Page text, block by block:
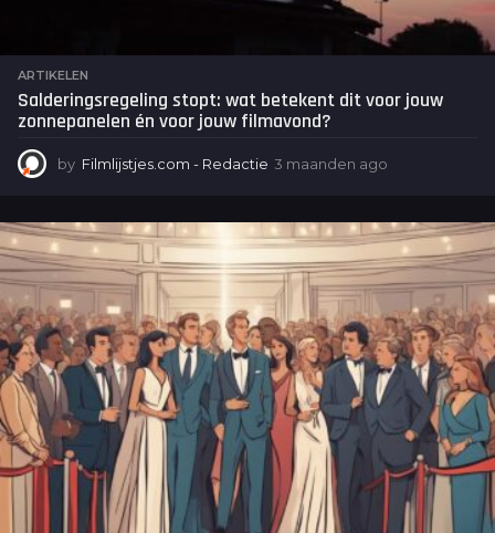
ARTIKELEN
Salderingsregeling stopt: wat betekent dit voor jouw
zonnepanelen én voor jouw filmavond?
by Filmlijstjes.com - Redactie 3 maanden ago
a
n
d
e
n
a
g
o